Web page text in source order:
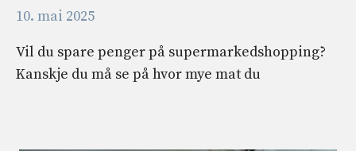
10. mai 2025
Vil du spare penger på supermarkedshopping?
Kanskje du må se på hvor mye mat du